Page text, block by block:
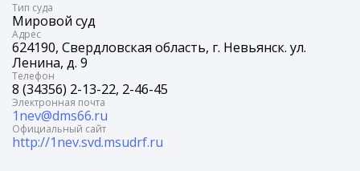
Tип суда
Мировой суд
Адрес
624190, Свердловская область, г. Невьянск. ул.
Ленина, д. 9
Телефон
8 (34356) 2-13-22, 2-46-45
Электронная почта
1nev@dms66.ru
Официальный сайт
http://1nev.svd.msudrf.ru